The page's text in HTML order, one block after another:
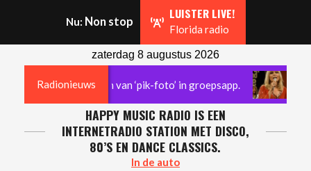
Nu: Non stop LUISTER LIVE!
Florida radio
zaterdag 8 augustus 2026
Radionieuws
na versturen van ‘pik-foto’ in groepsapp.
HAPPY MUSIC RADIO IS EEN
INTERNETRADIO STATION MET DISCO,
80’S EN DANCE CLASSICS.
In de auto